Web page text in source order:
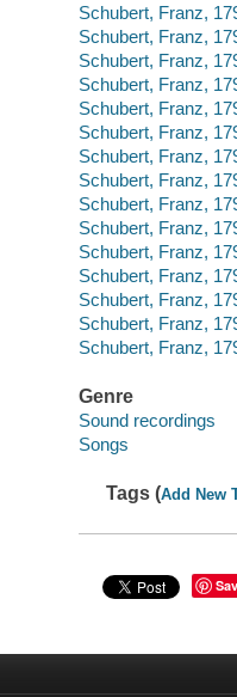
Schubert, Franz,
Schubert, Franz,
Schubert, Franz,
Schubert, Franz,
Schubert, Franz,
Schubert, Franz,
Schubert, Franz,
Schubert, Franz,
Schubert, Franz,
Schubert, Franz,
Schubert, Franz,
Schubert, Franz,
Schubert, Franz,
Schubert, Franz,
Schubert, Franz,
Genre
Sound recordings
Songs
Tags (Add New